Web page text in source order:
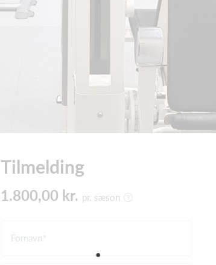
Tilmelding
1.800,00 kr. pr. sæson
Fornavn